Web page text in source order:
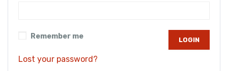
Remember me
Lost your password?